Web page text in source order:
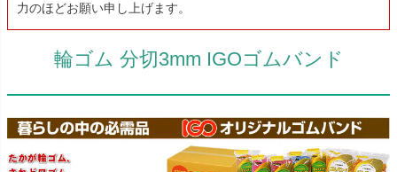
力のほどお願い申し上げます。
輪ゴム 分切3mm IGOゴムバンド